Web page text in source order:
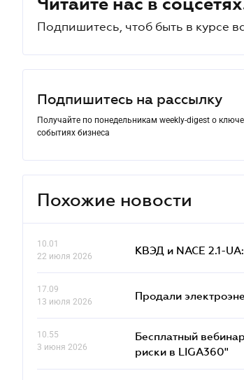
Подпишитесь, чтоб быть в курсе
Подпишитесь на рассылку
Получайте по понедельникам weekly-digest о
событиях бизнеса
Похожие новости
10.01
22 июля 2026
КВЭД и NACE 2.1-
17.09
13 июля 2026
Продали
10.55
3 июня 2026
Бесплатный
риски в LIGA360"